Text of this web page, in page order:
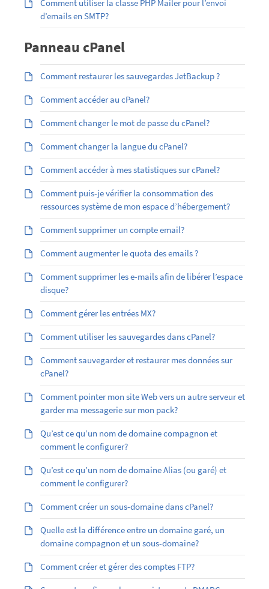
Comment utiliser la classe PHP Mailer pour l’envoi
d’emails en SMTP?
Panneau cPanel
Comment restaurer les sauvegardes JetBackup ?
Comment accéder au cPanel?
Comment changer le mot de passe du cPanel?
Comment changer la langue du cPanel?
Comment accéder à mes statistiques sur cPanel?
Comment puis-je vérifier la consommation des
ressources système de mon espace d’hébergement?
Comment supprimer un compte email?
Comment augmenter le quota des emails ?
Comment supprimer les e-mails afin de libérer l’espace
disque?
Comment gérer les entrées MX?
Comment utiliser les sauvegardes dans cPanel?
Comment sauvegarder et restaurer mes données sur
cPanel?
Comment pointer mon site Web vers un autre serveur et
garder ma messagerie sur mon pack?
Qu’est ce qu’un nom de domaine compagnon et
comment le configurer?
Qu’est ­ce qu’un nom de domaine Alias (ou garé) et
comment le configurer?
Comment créer un sous-domaine dans cPanel?
Quelle est la différence entre un domaine garé, un
domaine compagnon et un sous-domaine?
Comment créer et gérer des comptes FTP?